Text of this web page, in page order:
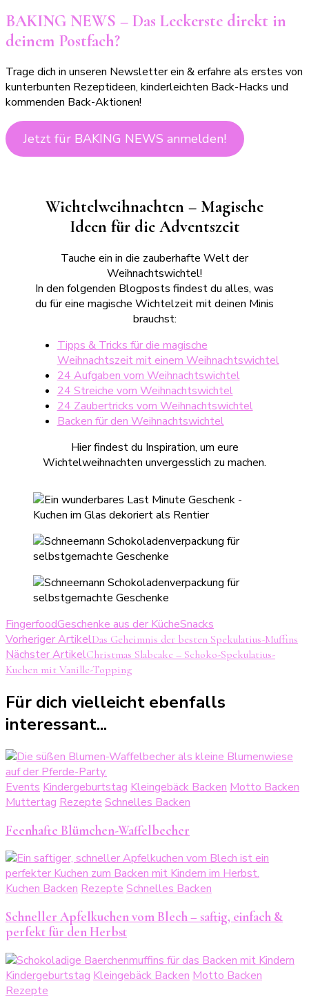
BAKING NEWS – Das Leckerste direkt in
deinem Postfach?
Trage dich in unseren Newsletter ein & erfahre als erstes von
kunterbunten Rezeptideen, kinderleichten Back-Hacks und
kommenden Back-Aktionen!
Jetzt für BAKING NEWS anmelden!
Wichtelweihnachten – Magische
Ideen für die Adventszeit
Tauche ein in die zauberhafte Welt der
Weihnachtswichtel!
In den folgenden Blogposts findest du alles, was
du für eine magische Wichtelzeit mit deinen Minis
brauchst:
Tipps & Tricks für die magische
Weihnachtszeit mit einem Weihnachtswichtel
24 Aufgaben vom Weihnachtswichtel
24 Streiche vom Weihnachtswichtel
24 Zaubertricks vom Weihnachtswichtel
Backen für den Weihnachtswichtel
Hier findest du Inspiration, um eure
Wichtelweihnachten unvergesslich zu machen.
FingerfoodGeschenke aus der KücheSnacks
Beitragsnavigation
Vorheriger ArtikelDas Geheimnis der besten Spekulatius-Muffins
Nächster ArtikelChristmas Slabcake – Schoko-Spekulatius-
Kuchen mit Vanille-Topping
Für dich vielleicht ebenfalls
interessant...
Events Kindergeburtstag Kleingebäck Backen Motto Backen
Muttertag Rezepte Schnelles Backen
Feenhafte Blümchen-Waffelbecher
Kuchen BackenRezepteSchnelles Backen
Schneller Apfelkuchen vom Blech – saftig, einfach &
perfekt für den Herbst
Kindergeburtstag Kleingebäck Backen Motto Backen
Rezepte